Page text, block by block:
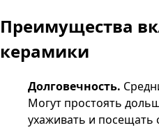
Преимущества
керамики
Долговечность.
Могут простоять
ухаживать и посещать